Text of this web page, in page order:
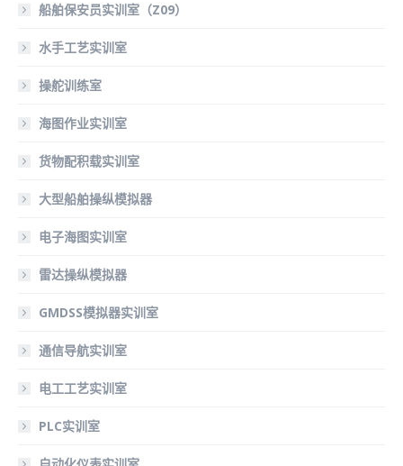
船舶保安员实训室（Z09）
水手工艺实训室
操舵训练室
海图作业实训室
货物配积载实训室
大型船舶操纵模拟器
电子海图实训室
雷达操纵模拟器
GMDSS模拟器实训室
通信导航实训室
电工工艺实训室
PLC实训室